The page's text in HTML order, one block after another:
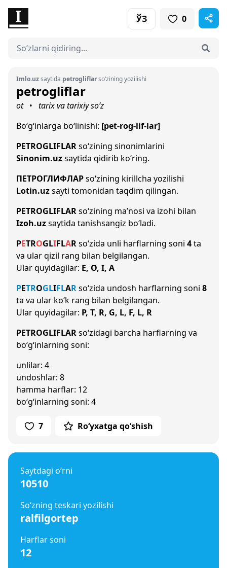
ЎЗ 0
Imlo.uzsaytida petrogliflarso‘zining yozilishi
petrogliflar
ot •
tarix va tarixiy so‘z
Bo‘g‘inlarga bo‘linishi: [pet-rog-lif-lar]
PETROGLIFLARso‘zining sinonimlarini
Sinonim.uzsaytida qidirib ko‘ring.
ПЕТРОГЛИФЛАРso‘zining kirillcha yozilishi
Lotin.uzsayti tomonidan taqdim qilingan.
PETROGLIFLARso‘zining ma’nosi va izohi bilan
Izoh.uzsaytida tanishsangiz bo‘ladi.
PETROGLIFLARso‘zida unli harflarning soni 4ta
va ular qizil rang bilan belgilangan.
Ular quyidagilar: E, O, I, A
PETROGLIFLARso‘zida undosh harflarning soni 8
ta va ular ko‘k rang bilan belgilangan.
Ular quyidagilar: P, T, R, G, L, F, L, R
PETROGLIFLARso‘zidagi barcha harflarning va
bo‘g‘inlarning soni:
unlilar: 4
undoshlar: 8
hamma harflar: 12
bo‘g‘inlarning soni: 4
7 Ro‘yxatga qo‘shish
Saytdagi o‘rni
10510
So‘zning teskari yozilishi
ralfilgortep
Harflar soni
12